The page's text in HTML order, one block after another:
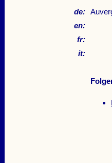
de:
en:
fr:
it: